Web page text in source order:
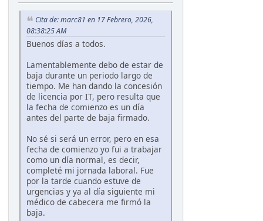
Cita de: marc81 en 17 Febrero, 2026,
08:38:25 AM
Buenos días a todos.
Lamentablemente debo de estar de
baja durante un periodo largo de
tiempo. Me han dando la concesión
de licencia por IT, pero resulta que
la fecha de comienzo es un día
antes del parte de baja firmado.
No sé si será un error, pero en esa
fecha de comienzo yo fui a trabajar
como un día normal, es decir,
completé mi jornada laboral. Fue
por la tarde cuando estuve de
urgencias y ya al día siguiente mi
médico de cabecera me firmó la
baja.